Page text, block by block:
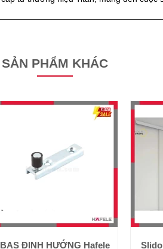
SẢN PHẨM KHÁC
BAS ĐỊNH HƯỚNG Hafele